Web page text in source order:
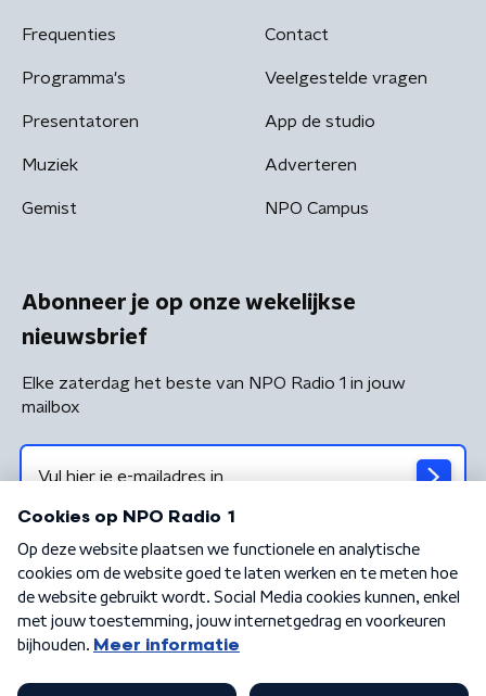
Frequenties
Programma's
Presentatoren
Muziek
Gemist
Contact
Veelgestelde vragen
App de studio
Adverteren
NPO Campus
Abonneer je op onze wekelijkse
nieuwsbrief
Elke zaterdag het beste van NPO Radio 1 in jouw
mailbox
Algemene voorwaarden